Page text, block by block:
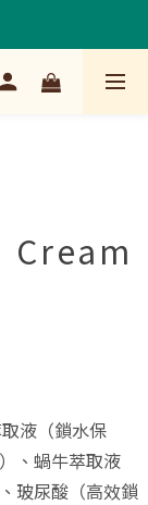
液（鎖水保
、蝸牛萃取液
玻尿酸（高效鎖